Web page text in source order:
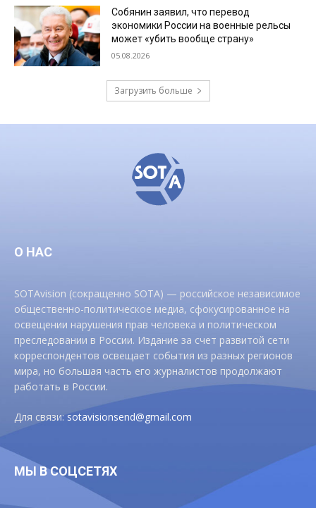
Собянин заявил, что перевод
экономики России на военные рельсы
может «убить вообще страну»
05.08.2026
Загрузить больше
О НАС
SOTAvision (сокращенно SOTA) — российское независимое
общественно-политическое медиа, сфокусированное на
освещении нарушения прав человека и политическом
преследовании в России. Издание за счет развитой сети
корреспондентов освещает события из разных регионов
мира, но большая часть его журналистов продолжают
работать в России.
Для связи:sotavisionsend@gmail.com
МЫ В СОЦСЕТЯХ